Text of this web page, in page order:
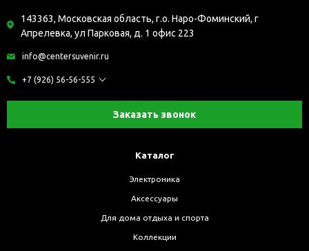
143363, Московская область, г.о. Наро-Фоминский, г
Апрелевка, ул Парковая, д. 1 офис 223
info@centersuvenir.ru
+7 (926) 56-56-555
Заказать звонок
Каталог
Электроника
Аксессуары
Для дома отдыха и спорта
Коллекции